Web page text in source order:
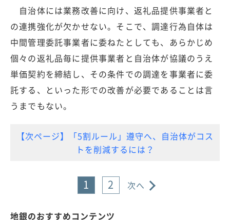
自治体には業務改善に向け、返礼品提供事業者と
の連携強化が欠かせない。そこで、調達行為自体は
中間管理委託事業者に委ねたとしても、あらかじめ
個々の返礼品毎に提供事業者と自治体が協議のうえ
単価契約を締結し、その条件での調達を事業者に委
託する、といった形での改善が必要であることは言
うまでもない。
【次ページ】「5割ルール」遵守へ、自治体がコス
トを削減するには？
1 2 次へ
地銀のおすすめコンテンツ